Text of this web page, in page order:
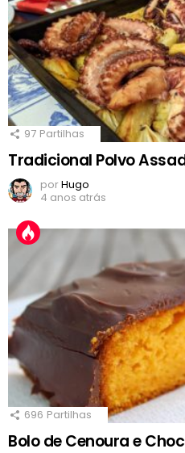
97 Partilhas
Tradicional Polvo
porHugo
4 anos atrás
696 Partilhas
Bolo de Cenoura e